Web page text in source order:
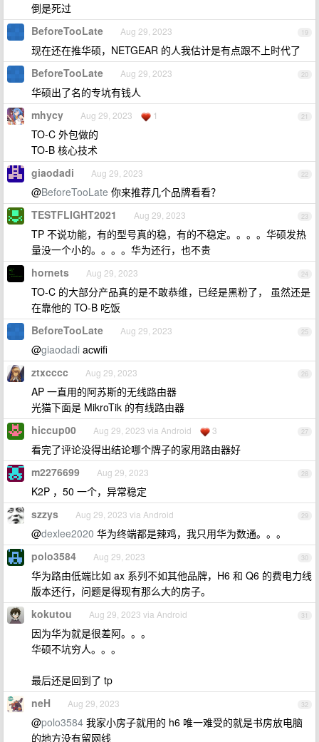
倒是死过
19
BeforeTooLate Aug 29, 2023
现在还在推华硕，NETGEAR 的人我估计是有点跟不上时代了
20
BeforeTooLate Aug 29, 2023
华硕出了名的专坑有钱人
21
mhycy Aug 29, 2023 1
TO-C 外包做的
TO-B 核心技术
22
giaodadi Aug 29, 2023
@BeforeTooLate 你来推荐几个品牌看看？
23
TESTFLIGHT2021 Aug 29, 2023
TP 不说功能，有的型号真的稳，有的不稳定。。。。华硕发热
量没一个小的。。。。华为还行，也不贵
24
hornets Aug 29, 2023
TO-C 的大部分产品真的是不敢恭维，已经是黑粉了， 虽然还是
在靠他的 TO-B 吃饭
25
BeforeTooLate Aug 29, 2023
@giaodadi acwifi
26
ztxcccc Aug 29, 2023
AP 一直用的阿苏斯的无线路由器
光猫下面是 MikroTik 的有线路由器
27
hiccup00 Aug 29, 2023 via Android 3
看完了评论没得出结论哪个牌子的家用路由器好
28
m2276699 Aug 29, 2023
K2P ，50 一个，异常稳定
29
szzys Aug 29, 2023 via Android
@dexlee2020 华为终端都是辣鸡，我只用华为数通。。。
30
polo3584 Aug 29, 2023
华为路由低端比如 ax 系列不如其他品牌，H6 和 Q6 的费电力线
版本还行，问题是得现有那么大的房子。
31
kokutou Aug 29, 2023 via Android
因为华为就是很差阿。。。
华硕不坑穷人。。。
最后还是回到了 tp
32
neH Aug 29, 2023
@polo3584 我家小房子就用的 h6 唯一难受的就是书房放电脑
的地方没有留网线